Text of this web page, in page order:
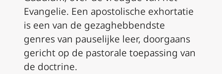
Evangelie. Een apostolische exhortatie
is een van de gezaghebbendste
genres van pauselijke leer, doorgaans
gericht op de pastorale toepassing van
de doctrine.